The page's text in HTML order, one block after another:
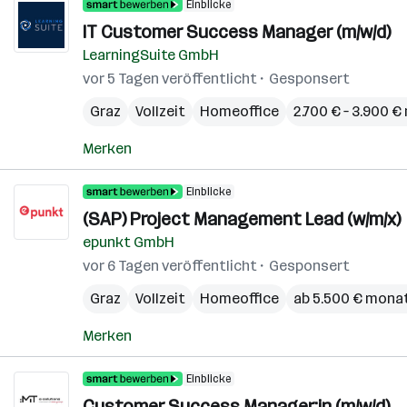
Einblicke
IT Customer Success Manager (m/w/d)
LearningSuite GmbH
vor 5 Tagen veröffentlicht
Gesponsert
Graz
Vollzeit Homeoffice 2.700 € – 3.900
Merken
Einblicke
(SAP) Project Management Lead (w/m/x)
epunkt GmbH
vor 6 Tagen veröffentlicht
Gesponsert
Graz
Vollzeit Homeoffice ab 5.500 €
Merken
Einblicke